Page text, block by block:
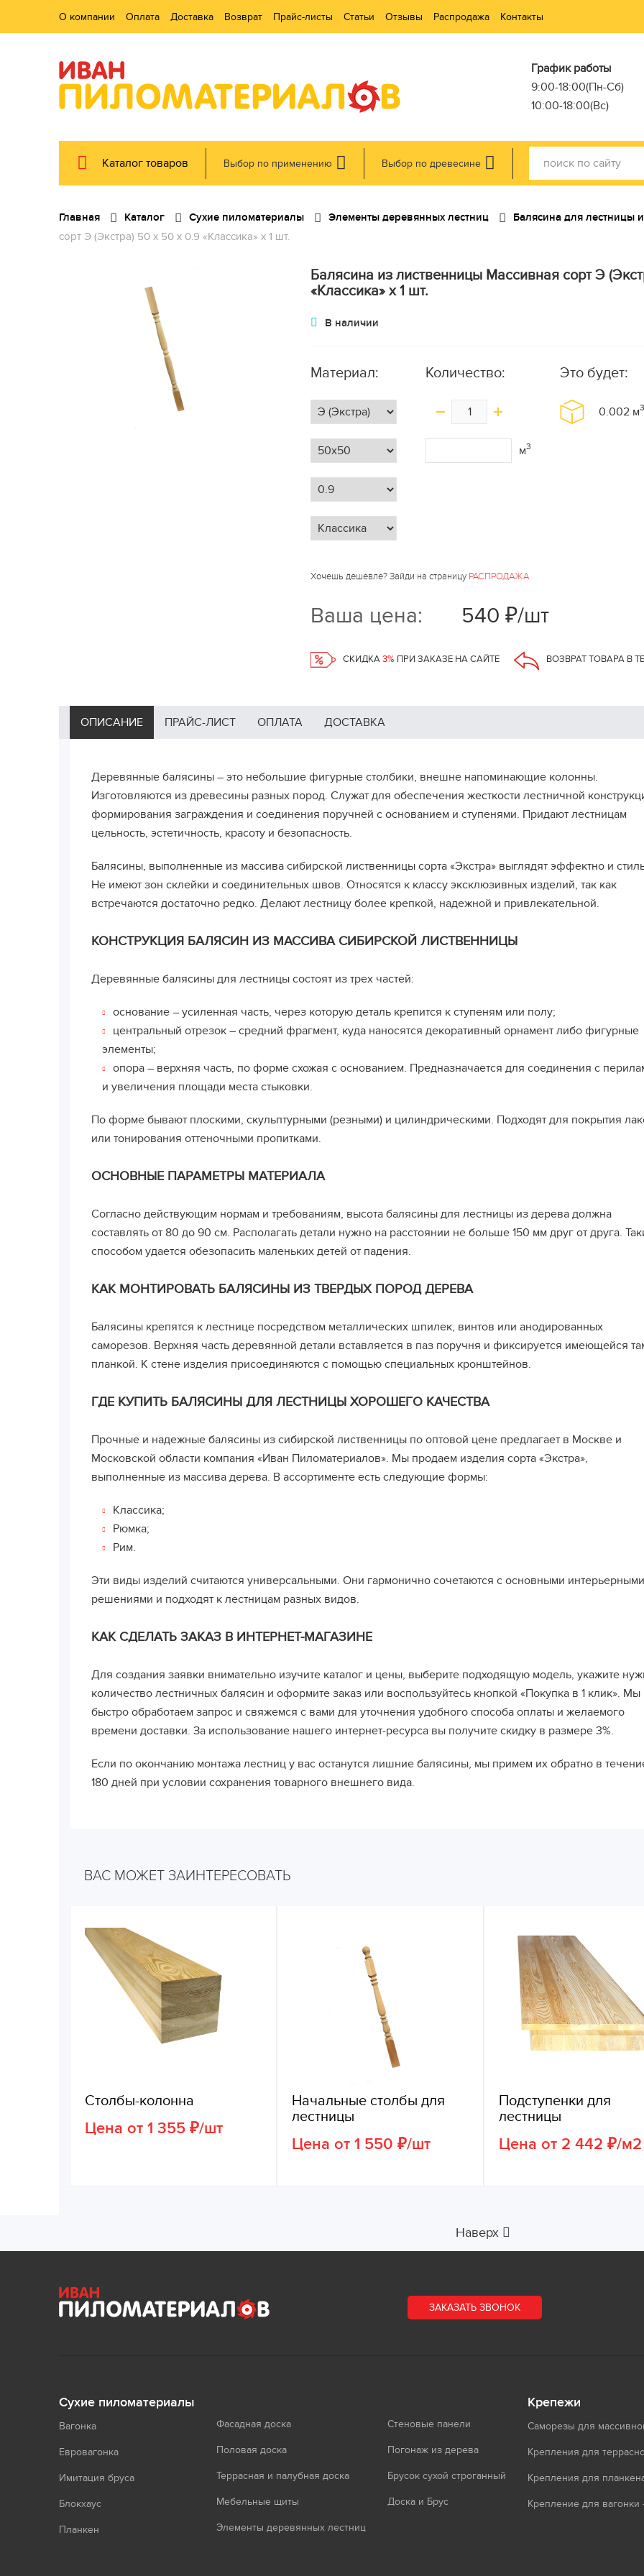
О компании Оплата Доставка Возврат Прайс-листы Статьи Отзывы Распродажа Контакты
График работы
9:00-18:00(Пн-Сб)
10:00-18:00(Вс)
Каталог товаров Выбор по применению Выбор по древесине
Главная Каталог Сухие пиломатериалы Элементы деревянных лестниц Балясина для лестницы
сорт Э (Экстра) 50 x 50 x 0.9 «Классика» x 1 шт.
Балясина из лиственницы Массивная сорт Э
«Классика» x 1 шт.
В наличии
Материал: Количество:
м3
Это будет:
0.002 м3
Хочешь дешевле? Зайди на страницу РАСПРОДАЖА
Ваша цена: 540 ₽/шт
СКИДКА3% ПРИ ЗАКАЗЕ НА САЙТЕ ВОЗВРАТ ТОВАРА В
ОПИСАНИЕ ПРАЙС-ЛИСТ ОПЛАТА ДОСТАВКА
Деревянные балясины – это небольшие фигурные столбики, внешне напоминающие колонны.
Изготовляются из древесины разных пород. Служат для обеспечения жесткости лестничной
формирования заграждения и соединения поручней с основанием и ступенями. Придают лестницам
цельность, эстетичность, красоту и безопасность.
Балясины, выполненные из массива сибирской лиственницы сорта «Экстра» выглядят эффектно и
Не имеют зон склейки и соединительных швов. Относятся к классу эксклюзивных изделий, так как
встречаются достаточно редко. Делают лестницу более крепкой, надежной и привлекательной.
КОНСТРУКЦИЯ БАЛЯСИН ИЗ МАССИВА СИБИРСКОЙ ЛИСТВЕННИЦЫ
Деревянные балясины для лестницы состоят из трех частей:
основание – усиленная часть, через которую деталь крепится к ступеням или полу;
центральный отрезок – средний фрагмент, куда наносятся декоративный орнамент либо фигурные
элементы;
опора – верхняя часть, по форме схожая с основанием. Предназначается для соединения с
и увеличения площади места стыковки.
По форме бывают плоскими, скульптурными (резными) и цилиндрическими. Подходят для покрытия
или тонирования оттеночными пропитками.
ОСНОВНЫЕ ПАРАМЕТРЫ МАТЕРИАЛА
Согласно действующим нормам и требованиям, высота балясины для лестницы из дерева должна
составлять от 80 до 90 см. Располагать детали нужно на расстоянии не больше 150 мм друг от друга.
способом удается обезопасить маленьких детей от падения.
КАК МОНТИРОВАТЬ БАЛЯСИНЫ ИЗ ТВЕРДЫХ ПОРОД ДЕРЕВА
Балясины крепятся к лестнице посредством металлических шпилек, винтов или анодированных
саморезов. Верхняя часть деревянной детали вставляется в паз поручня и фиксируется имеющейся
планкой. К стене изделия присоединяются с помощью специальных кронштейнов.
ГДЕ КУПИТЬ БАЛЯСИНЫ ДЛЯ ЛЕСТНИЦЫ ХОРОШЕГО КАЧЕСТВА
Прочные и надежные балясины из сибирской лиственницы по оптовой цене предлагает в Москве и
Московской области компания «Иван Пиломатериалов». Мы продаем изделия сорта «Экстра»,
выполненные из массива дерева. В ассортименте есть следующие формы:
Классика;
Рюмка;
Рим.
Эти виды изделий считаются универсальными. Они гармонично сочетаются с основными интерьерными
решениями и подходят к лестницам разных видов.
КАК СДЕЛАТЬ ЗАКАЗ В ИНТЕРНЕТ-МАГАЗИНЕ
Для создания заявки внимательно изучите каталог и цены, выберите подходящую модель, укажите
количество лестничных балясин и оформите заказ или воспользуйтесь кнопкой «Покупка в 1 клик». Мы
быстро обработаем запрос и свяжемся с вами для уточнения удобного способа оплаты и желаемого
времени доставки. За использование нашего интернет-ресурса вы получите скидку в размере 3%.
Если по окончанию монтажа лестниц у вас останутся лишние балясины, мы примем их обратно в
180 дней при условии сохранения товарного внешнего вида.
ВАС МОЖЕТ ЗАИНТЕРЕСОВАТЬ
Столбы-колонна
Цена от 1 355 ₽/шт
Начальные столбы для
лестницы
Цена от 1 550 ₽/шт
Подступенки для
лестницы
Цена от 2 442 ₽/м2
Наверх
ЗАКАЗАТЬ ЗВОНОК
Сухие пиломатериалы
Вагонка
Евровагонка
Имитация бруса
Блокхаус
Планкен
Фасадная доска
Половая доска
Террасная и палубная доска
Мебельные щиты
Элементы деревянных лестниц
Стеновые панели
Погонаж из дерева
Брусок сухой строганный
Доска и Брус
Крепежи
Саморезы для
Крепления для
Крепления для
Крепление для вагонки